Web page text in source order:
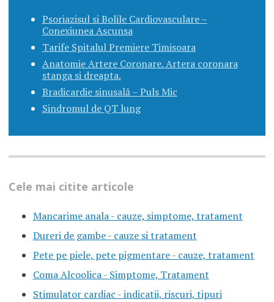
Psoriazisul si Bolile Cardiovasculare –
Conexiunea Ascunsa
Tarife Spitalul Premiere Timisoara
Anatomie Artere Coronare. Artera coronara
stanga si dreapta.
Bradicardie sinusală – Puls Mic
Sindromul de QT lung
Cele mai citite articole
Mancarime anala - cauze, simptome, tratament
Dureri de gambe - cauze si tratament
Pete pe piele, pete pigmentare - cauze, tratament
Coma Alcoolica - Simptome, Tratament
Stimulator cardiac - indicatii, riscuri, tipuri